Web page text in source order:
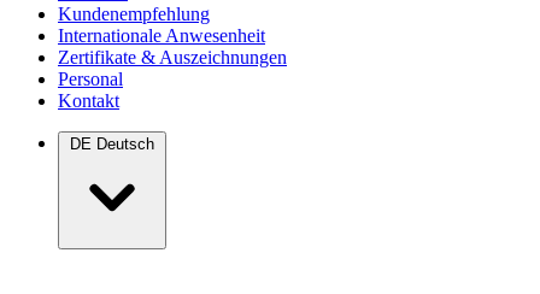
Kundenempfehlung
Internationale Anwesenheit
Zertifikate & Auszeichnungen
Personal
Kontakt
DE Deutsch